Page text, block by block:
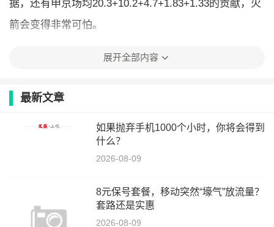
据，还有申京场均20.3+10.2+4.7+1.83+1.33的贡献，火
箭会变得非常可怕。
展开全部内容
最新文章
如果抛弃手机1000个小时，你将会得到
什么？
2026-08-09
8元保号套餐，移动突然“壕气”放流量？
套路还是实惠
2026-08-09